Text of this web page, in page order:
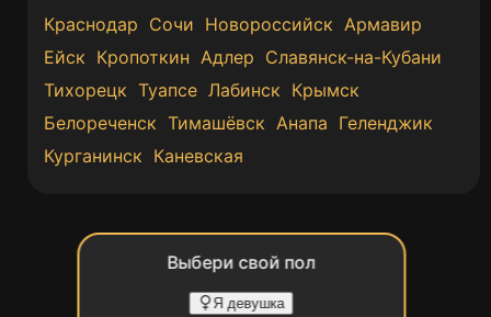
Краснодар Сочи Новороссийск Армавир
Ейск Кропоткин Адлер Славянск-на-Кубани
Тихорецк Туапсе Лабинск Крымск
Белореченск Тимашёвск Анапа Геленджик
Курганинск Каневская
Выбери свой пол
Я девушка